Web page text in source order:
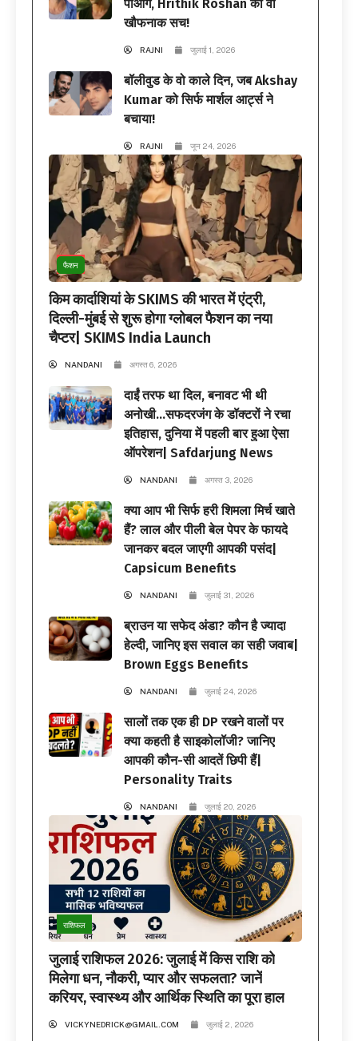
पाओगे, Hrithik Roshan का वो
खौफनाक सच!
RAJNI जुलाई 1, 2026
बॉलीवुड के वो काले दिन, जब Akshay
Kumar को सिर्फ मार्शल आर्ट्स ने
बचाया!
RAJNI जून 24, 2026
फैशन
किम कार्दाशियां के SKIMS की भारत में एंट्री,
दिल्ली-मुंबई से शुरू होगा ग्लोबल फैशन का नया
चैप्टर| SKIMS India Launch
NANDANI अगस्त 6, 2026
दाईं तरफ था दिल, बनावट भी थी
अनोखी…सफदरजंग के डॉक्टरों ने रचा
इतिहास, दुनिया में पहली बार हुआ ऐसा
ऑपरेशन| Safdarjung News
NANDANI अगस्त 3, 2026
क्या आप भी सिर्फ हरी शिमला मिर्च खाते
हैं? लाल और पीली बेल पेपर के फायदे
जानकर बदल जाएगी आपकी पसंद|
Capsicum Benefits
NANDANI जुलाई 31, 2026
ब्राउन या सफेद अंडा? कौन है ज्यादा
हेल्दी, जानिए इस सवाल का सही जवाब|
Brown Eggs Benefits
NANDANI जुलाई 24, 2026
सालों तक एक ही DP रखने वालों पर
क्या कहती है साइकोलॉजी? जानिए
आपकी कौन-सी आदतें छिपी हैं|
Personality Traits
NANDANI जुलाई 20, 2026
राशिफल
जुलाई राशिफल 2026: जुलाई में किस राशि को
मिलेगा धन, नौकरी, प्यार और सफलता? जानें
करियर, स्वास्थ्य और आर्थिक स्थिति का पूरा हाल
VICKYNEDRICK@GMAIL.COM जुलाई 2, 2026